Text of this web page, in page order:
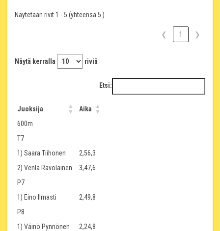
Näytetään rivit 1 - 5 (yhteensä 5 )
❮ 1 ❯
Näytä kerralla riviä
Etsi:
Juoksija
Aika
600m
T7
1) Saara Tiihonen
2,56,3
2) Venla Ravolainen
3,47,6
P7
1) Eino Ilmasti
2,49,8
P8
1) Väinö Pynnönen
2,24,8